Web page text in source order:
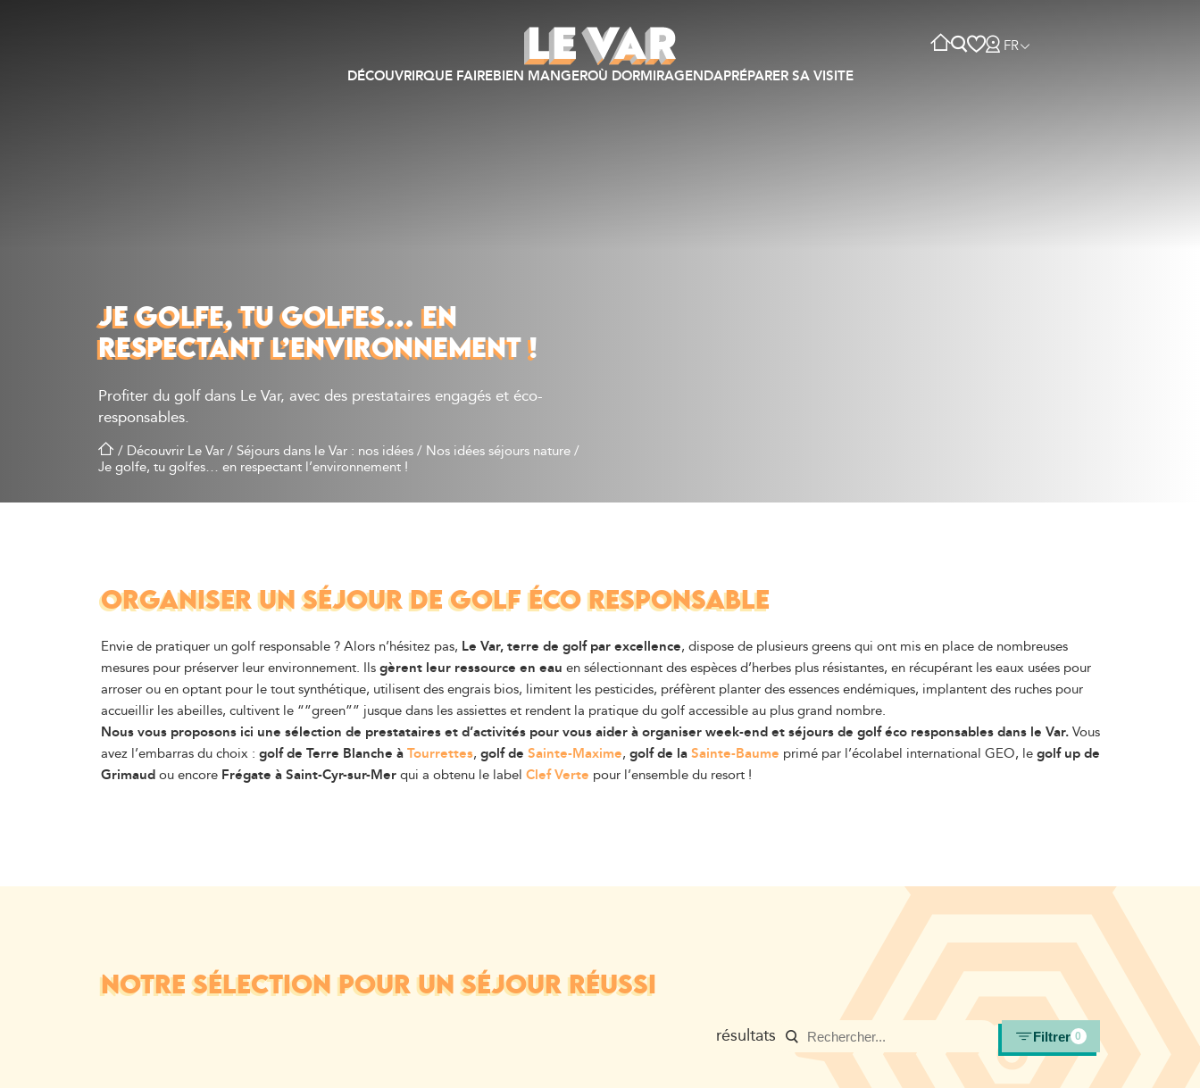
FR
DÉCOUVRIRQUE FAIREBIEN MANGEROÙ DORMIRAGENDAPRÉPARER SA VISITE
JE GOLFE, TU GOLFES… EN
RESPECTANT L’ENVIRONNEMENT !
Profiter du golf dans Le Var, avec des prestataires engagés et éco-
responsables.
/ Découvrir Le Var/ Séjours dans le Var : nos idées/ Nos idées séjours nature/
Je golfe, tu golfes… en respectant l’environnement !
ORGANISER UN SÉJOUR DE GOLF ÉCO RESPONSABLE
Envie de pratiquer un golf responsable ? Alors n’hésitez pas, Le Var, terre de golf par excellence, dispose de plusieurs greens qui ont mis en place de nombreuses
mesures pour préserver leur environnement. Ilsgèrent leur ressource en eau en sélectionnant des espèces d’herbes plus résistantes, en récupérant les eaux usées pour
arroser ou en optant pour le tout synthétique, utilisent des engrais bios, limitent les pesticides, préfèrent planter des essences endémiques, implantent des ruches pour
accueillir les abeilles, cultivent le “”green”” jusque dans les assiettes et rendent la pratique du golf accessible au plus grand nombre.
Nous vous proposons ici une sélection de prestataires et d’activités pour vous aider à organiser week-end et séjours de golf éco responsables dans le Var.Vous
avez l’embarras du choix : golf de Terre Blanche àTourrettes, golf de Sainte-Maxime, golf de laSainte-Baume primé par l’écolabel international GEO, legolf up de
Grimaudou encore Frégate à Saint-Cyr-sur-Merqui a obtenu le label Clef Verte pour l’ensemble du resort !
NOTRE SÉLECTION POUR UN SÉJOUR RÉUSSI
résultats Filtrer 0